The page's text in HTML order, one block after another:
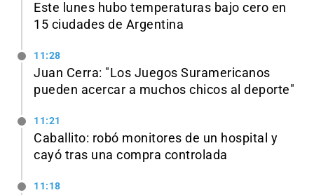
Este lunes hubo temperaturas bajo cero en
15 ciudades de Argentina
11:28
Juan Cerra: "Los Juegos Suramericanos
pueden acercar a muchos chicos al deporte"
11:21
Caballito: robó monitores de un hospital y
cayó tras una compra controlada
11:18